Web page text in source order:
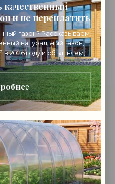
качественный
и не переплатить
газон? Рассказываем,
натуральный газон,
2026 году и объясняем,
напрямую от